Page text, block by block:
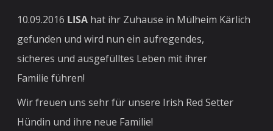
10.09.2016 LISA hat ihr Zuhause in Mülheim Kärlich
gefunden und wird nun ein aufregendes,
sicheres und ausgefülltes Leben mit ihrer
Familie führen!
Wir freuen uns sehr für unsere Irish Red Setter
Hündin und ihre neue Familie!